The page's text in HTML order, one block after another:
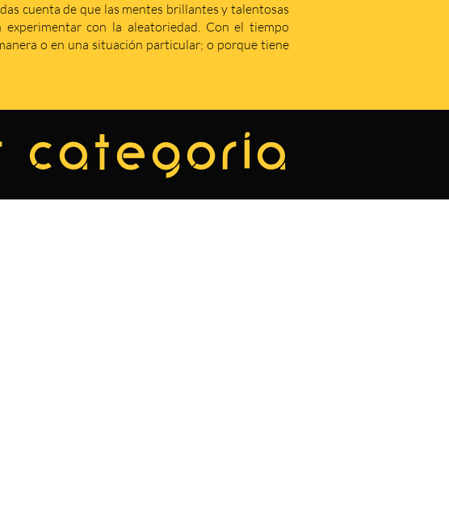
cuenta de que las mentes brillantes y talentosas
con la aleatoriedad. Con el tiempo
o en una situación particular; o porque tiene
categoría